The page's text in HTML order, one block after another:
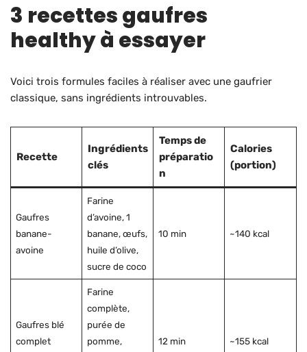
3 recettes gaufres
healthy à essayer
Voici trois formules faciles à réaliser avec une gaufrier
classique, sans ingrédients introuvables.
Recette
Ingrédients
clés
Temps de
préparatio
n
Calories
(portion)
Gaufres
banane-
avoine
Farine
d’avoine, 1
banane, œufs,
huile d’olive,
sucre de coco
10 min ~140 kcal
Gaufres blé
complet
Farine
complète,
purée de
pomme,
12 min ~155 kcal